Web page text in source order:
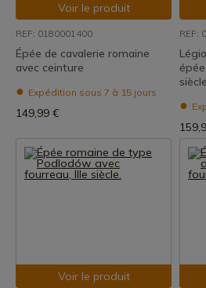
Voir le produit
REF: 0180001400
Épée de cavalerie romaine
avec ceinture
Expédition sous 7 à 15 jours
149,99 €
REF:
Voir le produit